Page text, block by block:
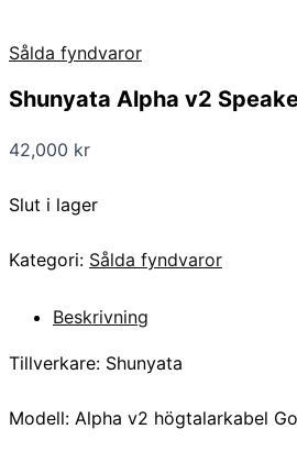
Sålda fyndvaror
Shunyata Alpha v2
42,000 kr
Slut i lager
Kategori: Sålda fyndvaror
Beskrivning
Tillverkare: Shunyata
Modell: Alpha v2 högtalarkabel